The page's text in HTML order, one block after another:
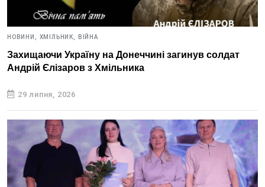
НОВИНИ, ХМІЛЬНИК, ВІЙНА
Захищаючи Україну на Донеччині загинув солдат
Андрій Єлізаров з Хмільника
29 липня, 2026